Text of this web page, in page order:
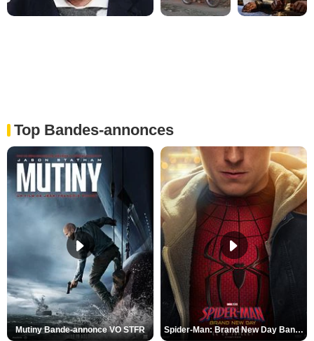
Top Bandes-annonces
Mutiny Bande-annonce VO STFR Spider-Man: Brand New Day Bande-annonce VO STFR